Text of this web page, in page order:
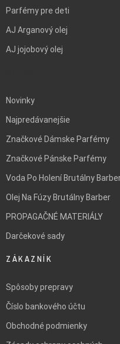
Parfémy pre deti
AJ Arganový olej
AJ jojobový olej
Novinky
Najpredávanejšie
Značkové Dámske Parfémy
Značkové Pánske Parfémy
Voda Po Holení Brutálny
Olej Na Fúzy Brutálny Barber
PROPAGAČNÉ MATERIÁLY
Darčekové sady
ZÁKAZNÍK
Spôsoby prepravy
Číslo bankového účtu
Obchodné podmienky